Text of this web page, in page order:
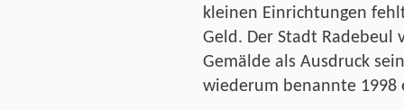
kleinen Einrichtungen
Geld. Der Stadt Radebeul
Gemälde als Ausdruck
wiederum benannte 1998